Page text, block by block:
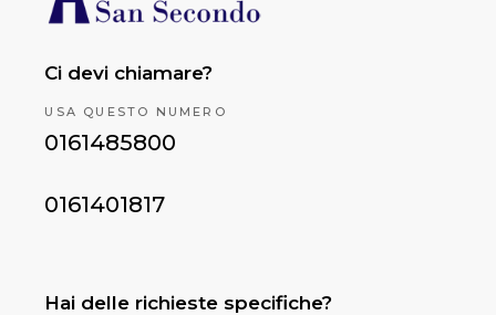
Ci devi chiamare?
USA QUESTO NUMERO
0161485800
0161401817
Hai delle richieste specifiche?